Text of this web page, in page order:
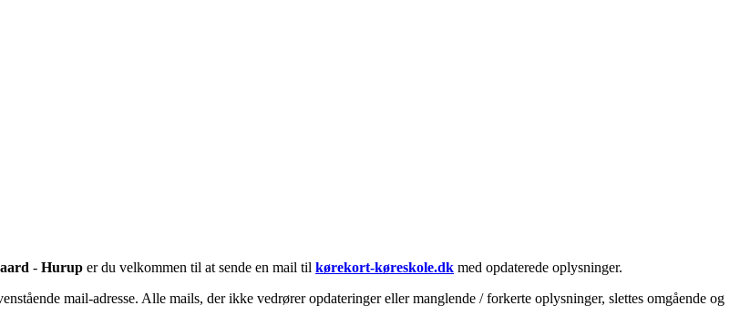
- Hurup er du velkommen til at sende en mail til kørekort-køreskole.dk med opdaterede oplysninger.
mail-adresse. Alle mails, der ikke vedrører opdateringer eller manglende / forkerte oplysninger, slettes omgående og